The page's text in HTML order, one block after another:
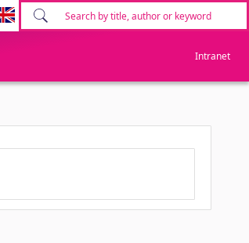
Intranet